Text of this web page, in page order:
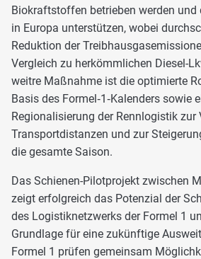
Biokraftstoffen betrieben werden
in Europa unterstützen, wobei
Reduktion der
Vergleich zu herkömmlichen Diesel-
weitre Maßnahme ist die optimierte
Basis des Formel‑1‑Kalenders sowie
Regionalisierung der Rennlogistik zur
Transportdistanzen und zur
die gesamte Saison.
Das Schienen-Pilotprojekt zwischen
zeigt erfolgreich das Potenzial der
des Logistiknetzwerks der Formel 1
Grundlage für eine zukünftige
Formel 1 prüfen gemeinsam